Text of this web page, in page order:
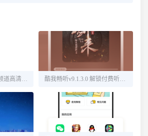
火星直播v1.8.0 超多频道高清直播 酷我畅听v9.1.3.0 解锁付费听书源